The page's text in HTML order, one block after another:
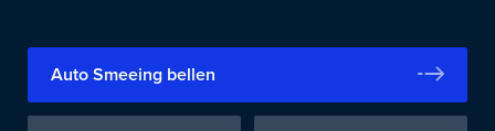
Auto Smeeing bellen